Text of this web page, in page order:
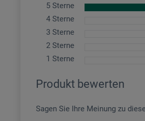
5 Sterne
4 Sterne
3 Sterne
2 Sterne
1 Sterne
Produkt bewerten
Sagen Sie Ihre Meinung zu